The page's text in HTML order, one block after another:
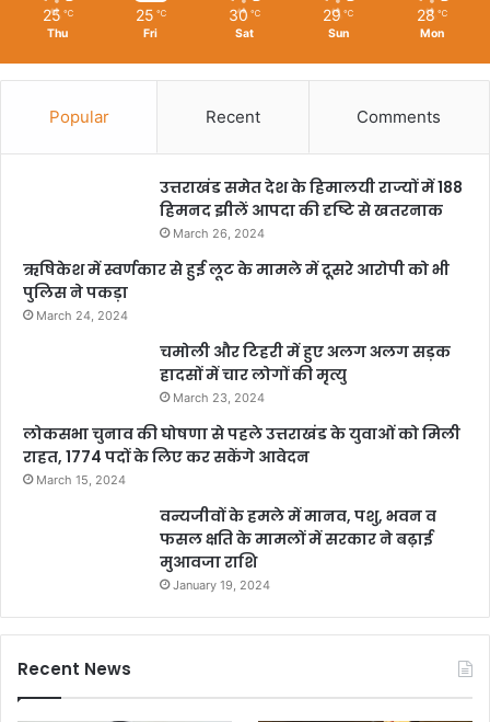
25 ℃
Thu
25 ℃
Fri
30 ℃
Sat
29 ℃
Sun
28 ℃
Mon
Popular Recent Comments
उत्तराखंड समेत देश के हिमालयी राज्यों में 188
हिमनद झीलें आपदा की दृष्टि से खतरनाक
March 26, 2024
ऋषिकेश में स्वर्णकार से हुई लूट के मामले में दूसरे आरोपी को भी
पुलिस ने पकड़ा
March 24, 2024
चमोली और टिहरी में हुए अलग अलग सड़क
हादसों में चार लोगों की मृत्यु
March 23, 2024
लोकसभा चुनाव की घोषणा से पहले उत्तराखंड के युवाओं को मिली
राहत, 1774 पदों के लिए कर सकेंगे आवेदन
March 15, 2024
वन्यजीवों के हमले में मानव, पशु, भवन व
फसल क्षति के मामलों में सरकार ने बढ़ाई
मुआवजा राशि
January 19, 2024
Recent News